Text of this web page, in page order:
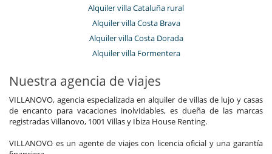
Alquiler villa Cataluña rural
Alquiler villa Costa Brava
Alquiler villa Costa Dorada
Alquiler villa Formentera
Nuestra agencia de viajes
VILLANOVO, agencia especializada en alquiler de villas de lujo y casas
de encanto para vacaciones inolvidables, es dueña de las marcas
registradas Villanovo, 1001 Villas y Ibiza House Renting.
VILLANOVO es un agente de viajes con licencia oficial y una garantía